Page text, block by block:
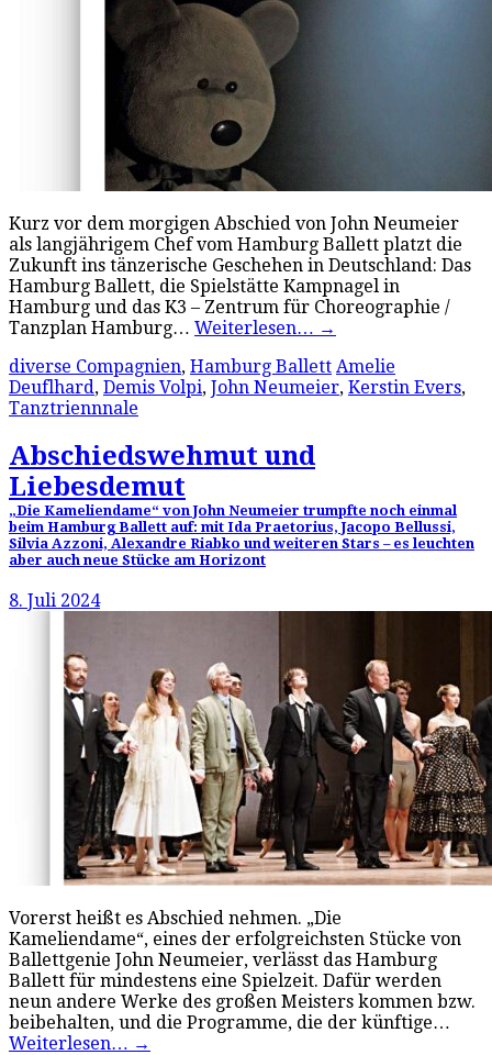
Kurz vor dem morgigen Abschied von John Neumeier
als langjährigem Chef vom Hamburg Ballett platzt die
Zukunft ins tänzerische Geschehen in Deutschland: Das
Hamburg Ballett, die Spielstätte Kampnagel in
Hamburg und das K3 – Zentrum für Choreographie /
Tanzplan Hamburg… Weiterlesen… →
diverse Compagnien, Hamburg Ballett Amelie
Deuflhard, Demis Volpi, John Neumeier, Kerstin Evers,
Tanztriennnale
Abschiedswehmut und
Liebesdemut
„Die Kameliendame“ von John Neumeier trumpfte noch einmal
beim Hamburg Ballett auf: mit Ida Praetorius, Jacopo Bellussi,
Silvia Azzoni, Alexandre Riabko und weiteren Stars – es leuchten
aber auch neue Stücke am Horizont
8. Juli 2024
Vorerst heißt es Abschied nehmen. „Die
Kameliendame“, eines der erfolgreichsten Stücke von
Ballettgenie John Neumeier, verlässt das Hamburg
Ballett für mindestens eine Spielzeit. Dafür werden
neun andere Werke des großen Meisters kommen bzw.
beibehalten, und die Programme, die der künftige…
Weiterlesen… →